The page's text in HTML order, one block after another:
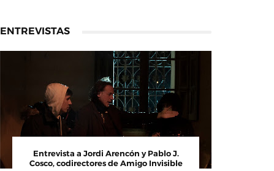
ENTREVISTAS
Entrevista a Jordi Arencón y Pablo J.
Cosco, codirectores de Amigo Invisible